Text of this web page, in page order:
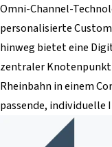
Omni-Channel-
personalisierte
hinweg bietet eine
zentraler Knotenpunkt
Rheinbahn in einem
passende,